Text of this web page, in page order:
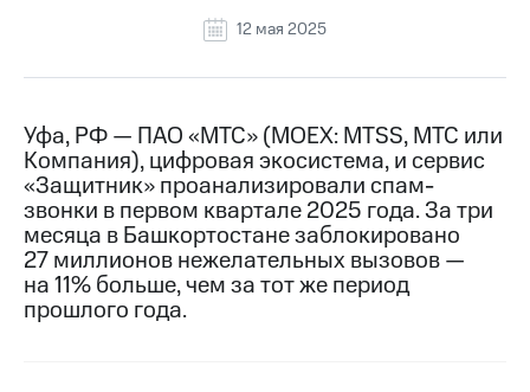
Руководство
Контакты
Медиа-центр
Пресс-
релизы
МТС
о технологиях
о технологиях
12 мая 2025
Уфа, РФ — ПАО «МТС» (MOEX: MTSS, МТС или
Компания), цифровая экосистема, и сервис
«Защитник» проанализировали спам-
звонки в первом квартале 2025 года. За три
месяца в Башкортостане заблокировано
27 миллионов нежелательных вызовов —
на 11% больше, чем за тот же период
прошлого года.